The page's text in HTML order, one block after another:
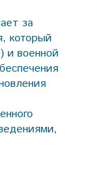
за
который
и военной